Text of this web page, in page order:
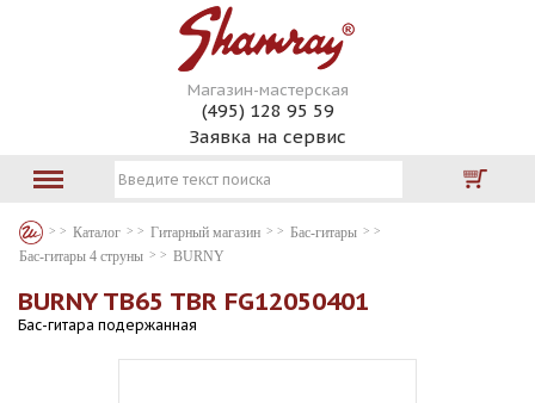
Магазин-мастерская
(495) 128 95 59
Заявка на сервис
Каталог Гитарный магазин
Бас-гитары
Бас-гитары 4 струны
BURNY
BURNY TB65 TBR FG12050401
Бас-гитара подержанная